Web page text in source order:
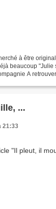
à être
beaucoup "Julie
A
...
21:33